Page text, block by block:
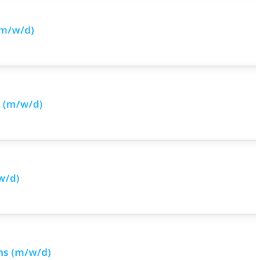
w/d)
(m/w/d)
d)
(m/w/d)